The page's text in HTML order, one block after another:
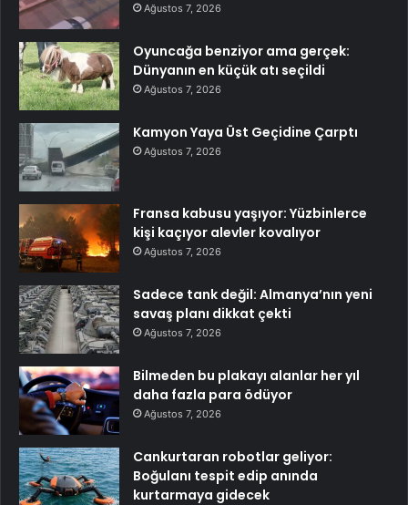
Ağustos 7, 2026
Oyuncağa benziyor ama gerçek:
Dünyanın en küçük atı seçildi
Ağustos 7, 2026
Kamyon Yaya Üst Geçidine Çarptı
Ağustos 7, 2026
Fransa kabusu yaşıyor: Yüzbinlerce
kişi kaçıyor alevler kovalıyor
Ağustos 7, 2026
Sadece tank değil: Almanya’nın yeni
savaş planı dikkat çekti
Ağustos 7, 2026
Bilmeden bu plakayı alanlar her yıl
daha fazla para ödüyor
Ağustos 7, 2026
Cankurtaran robotlar geliyor:
Boğulanı tespit edip anında
kurtarmaya gidecek